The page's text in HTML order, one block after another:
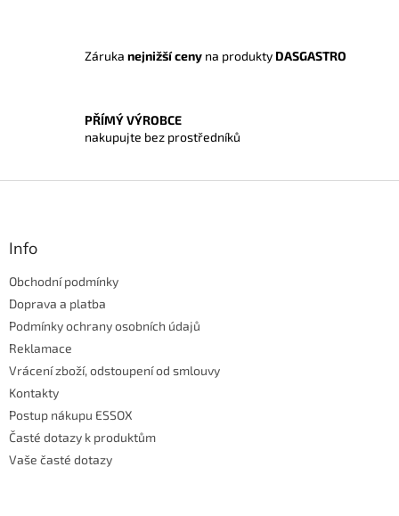
v
s
u
Záruka nejnižší ceny na produkty DASGASTRO
PŘÍMÝ VÝROBCE
nakupujte bez prostředníků
Z
Info
Obchodní podmínky
Doprava a platba
Podmínky ochrany osobních údajů
Reklamace
Vrácení zboží, odstoupení od smlouvy
Kontakty
Postup nákupu ESSOX
Časté dotazy k produktům
Vaše časté dotazy